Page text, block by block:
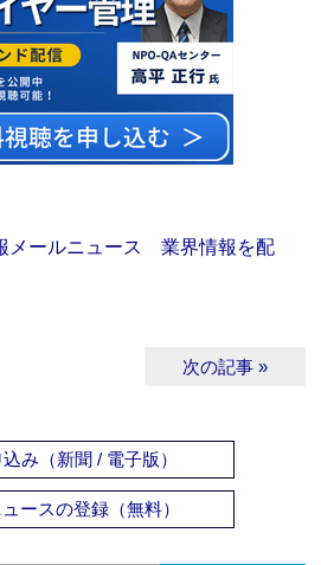
ールニュース 業界情報を配
次の記事 »
み（新聞 / 電子版）
ースの登録（無料）